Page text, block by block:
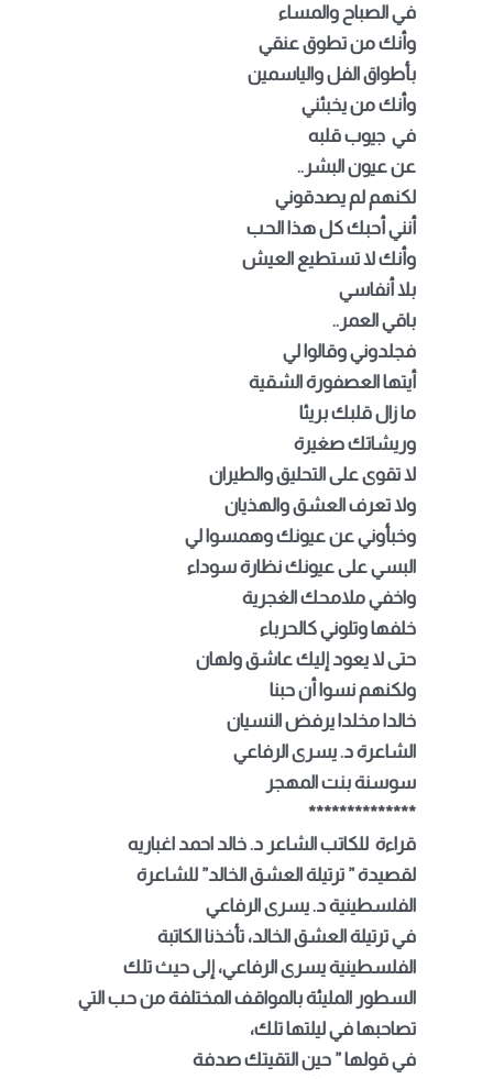
في الصباح والمساء
وأنك من تطوق عنقي
بأطواق الفل والياسمين
وأنك من يخبئني
في جيوب قلبه
عن عيون البشر ..
لكنهم لم يصدقوني
أنني أحبك كل هذا الحب
وأنك لا تستطيع العيش
بلا أنفاسي
باقي العمر ..
فجلدوني وقالوا لي
أيتها العصفورة الشقية
ما زال قلبك بريئا
وريشاتك صغيرة
لا تقوى على التحليق والطيران
ولا تعرف العشق والهذيان
وخبأوني عن عيونك وهمسوا لي
البسي على عيونك نظارة سوداء
واخفي ملامحك الغجرية
خلفها وتلوني كالحرباء
حتى لا يعود إليك عاشق ولهان
ولكنهم نسوا أن حبنا
خالدا مخلدا يرفض النسيان
الشاعرة د. يسرى الرفاعي
سوسنة بنت المهجر
**************
قراءة للكاتب الشاعر د. خالد احمد اغباريه
لقصيدة ” ترتيلة العشق الخالد” للشاعرة
الفلسطينية د. يسرى الرفاعي
في ترتيلة العشق الخالد، تأخذنا الكاتبة
الفلسطينية يسرى الرفاعي، إلى حيث تلك
السطور المليئة بالمواقف المختلفة من حب التي
تصاحبها في ليلتها تلك،
في قولها ” حين التقيتك صدفة